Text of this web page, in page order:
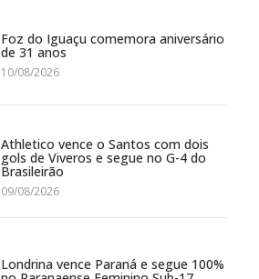
Foz do Iguaçu comemora aniversário
de 31 anos
10/08/2026
Athletico vence o Santos com dois
gols de Viveros e segue no G-4 do
Brasileirão
09/08/2026
Londrina vence Paraná e segue 100%